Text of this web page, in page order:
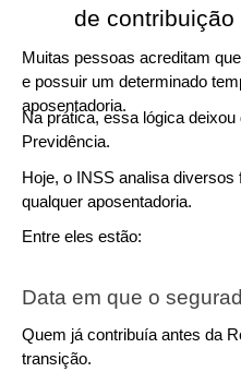
de
Muitas pessoas acreditam
e possuir um determinado
aposentadoria.
Na prática, essa lógica
Previdência.
Hoje, o INSS analisa
qualquer aposentadoria.
Entre eles estão:
Data em que o
Quem já contribuía antes da
transição.